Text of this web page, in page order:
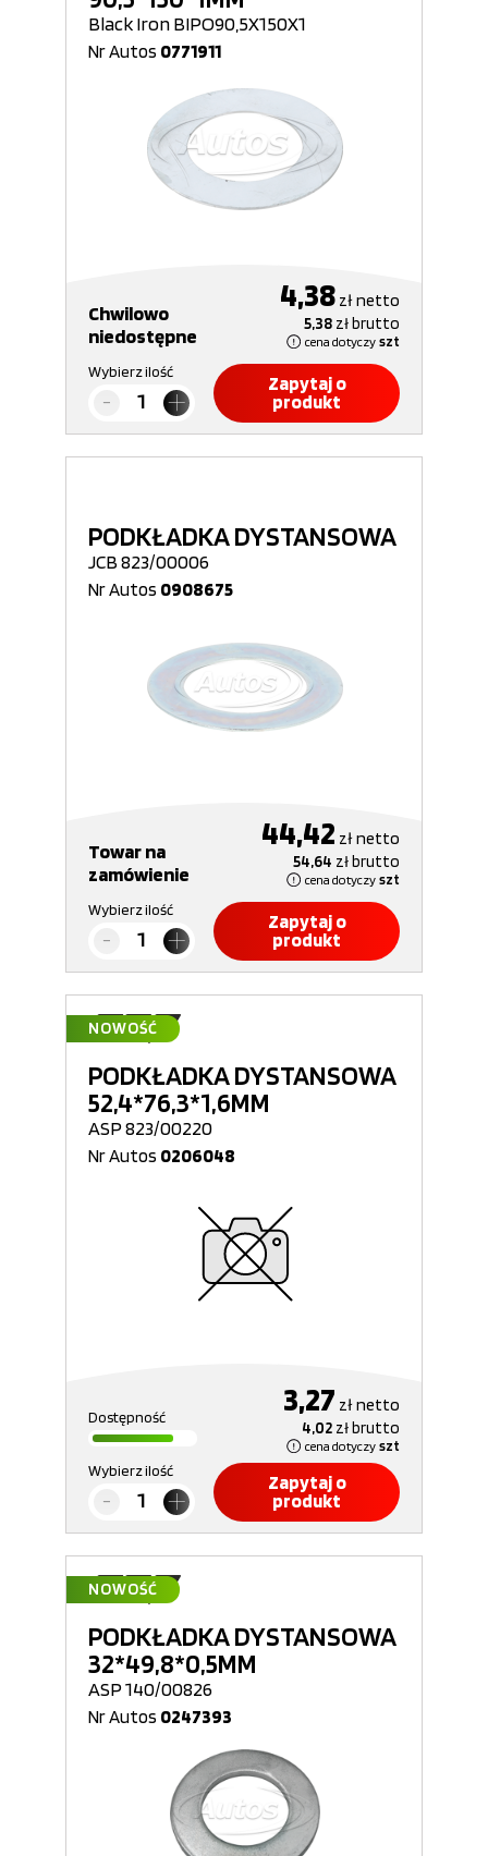
Black Iron BIPO90,5X150X1
Nr Autos 0771911
Chwilowo
niedostępne
4,38 złnetto
5,38 złbrutto
cena dotyczy szt
Wybierz ilość
Zapytaj o
produkt
PODKŁADKA DYSTANSOWA
JCB 823/00006
Nr Autos 0908675
Towar na
zamówienie
44,42 złnetto
54,64 złbrutto
cena dotyczy szt
Wybierz ilość
Zapytaj o
produkt
NOWOŚĆ
PODKŁADKA DYSTANSOWA
52,4*76,3*1,6MM
ASP 823/00220
Nr Autos 0206048
Dostępność 3,27 złnetto
4,02 złbrutto
cena dotyczy szt
Wybierz ilość
Zapytaj o
produkt
NOWOŚĆ
PODKŁADKA DYSTANSOWA
32*49,8*0,5MM
ASP 140/00826
Nr Autos 0247393